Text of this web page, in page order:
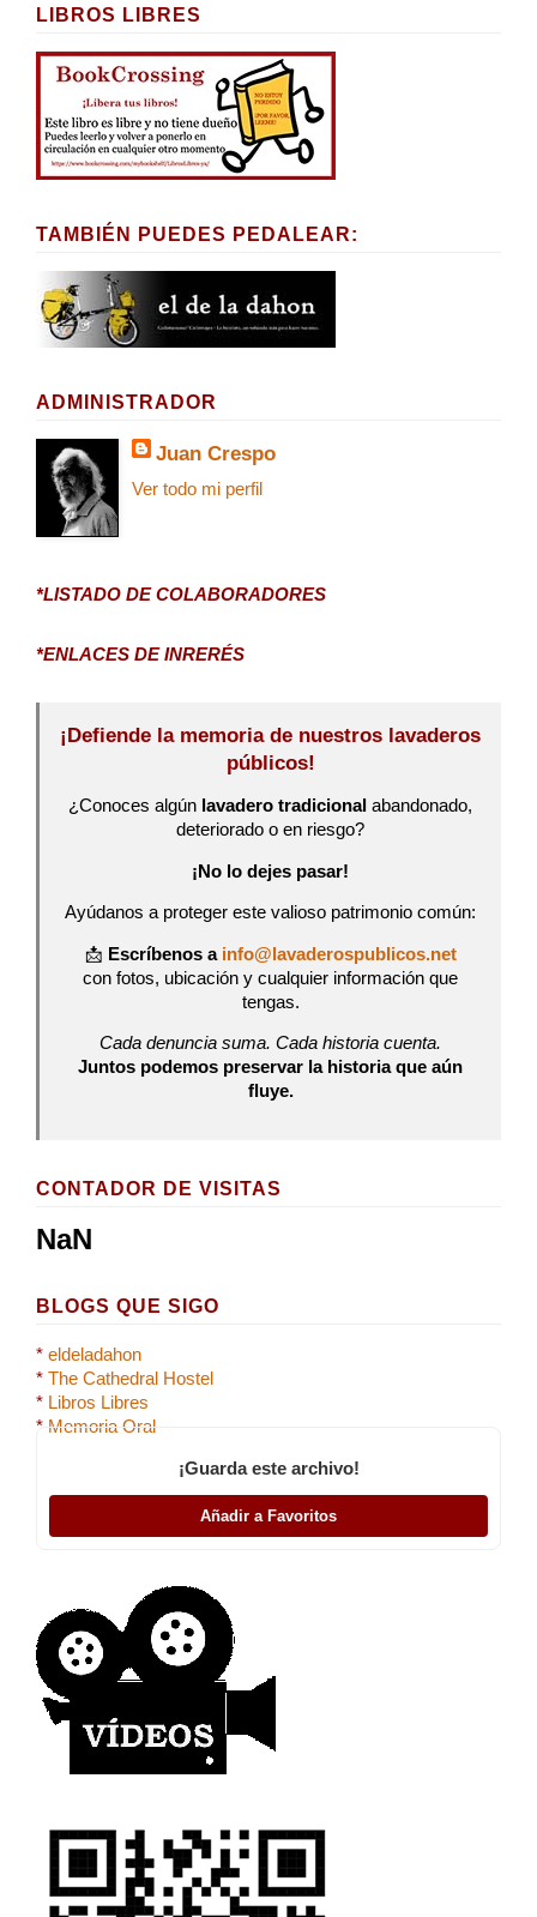
LIBROS LIBRES
TAMBIÉN PUEDES PEDALEAR:
ADMINISTRADOR
Juan Crespo
Ver todo mi perfil
*LISTADO DE COLABORADORES
*ENLACES DE INRERÉS
¡Defiende la memoria de nuestros lavaderos
públicos!
¿Conoces algún lavadero tradicional abandonado,
deteriorado o en riesgo?
¡No lo dejes pasar!
Ayúdanos a proteger este valioso patrimonio común:
📩 Escríbenos a info@lavaderospublicos.net
con fotos, ubicación y cualquier información que
tengas.
Cada denuncia suma. Cada historia cuenta.
Juntos podemos preservar la historia que aún
fluye.
CONTADOR DE VISITAS
NaN
BLOGS QUE SIGO
* eldeladahon
* The Cathedral Hostel
* Libros Libres
* Memoria Oral
¡Guarda este archivo!
Añadir a Favoritos